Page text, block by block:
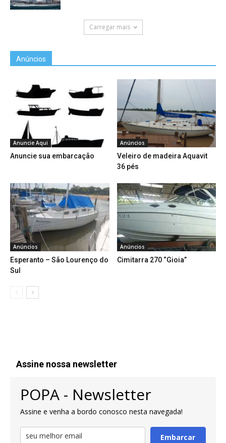
Carregar mais
Anúncios
Anuncie Aqui
Anuncie sua embarcação
Anúncios
Veleiro de madeira Aquavit
36 pés
Anúncios
Esperanto – São Lourenço do
Sul
Anúncios
Cimitarra 270 “Gioia”
Assine nossa newsletter
POPA - Newsletter
Assine e venha a bordo conosco nesta navegada!
Embarcar